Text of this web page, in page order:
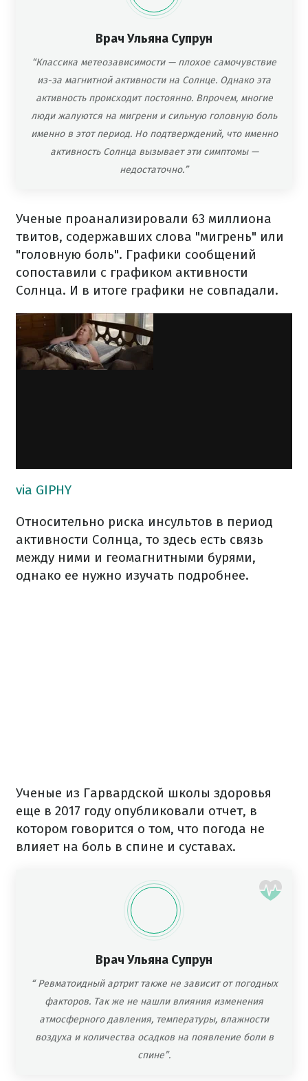
Врач Ульяна Супрун
“Классика метеозависимости — плохое самочувствие
из-за магнитной активности на Солнце. Однако эта
активность происходит постоянно. Впрочем, многие
люди жалуются на мигрени и сильную головную боль
именно в этот период. Но подтверждений, что именно
активность Солнца вызывает эти симптомы —
недостаточно.”
Ученые проанализировали 63 миллиона
твитов, содержавших слова "мигрень" или
"головную боль". Графики сообщений
сопоставили с графиком активности
Солнца. И в итоге графики не совпадали.
via GIPHY
Относительно риска инсультов в период
активности Солнца, то здесь есть связь
между ними и геомагнитными бурями,
однако ее нужно изучать подробнее.
Ученые из Гарвардской школы здоровья
еще в 2017 году опубликовали отчет, в
котором говорится о том, что погода не
влияет на боль в спине и суставах.
Врач Ульяна Супрун
“ Ревматоидный артрит также не зависит от погодных
факторов. Так же не нашли влияния изменения
атмосферного давления, температуры, влажности
воздуха и количества осадков на появление боли в
спине”.